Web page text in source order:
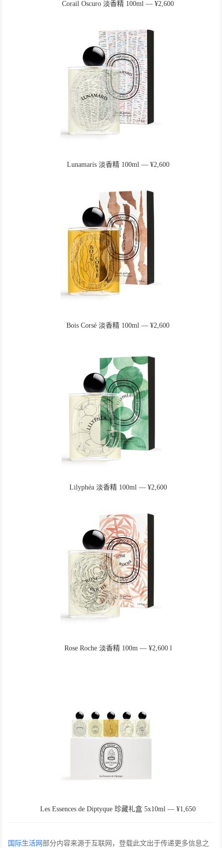
Corail Oscuro 淡香精 100ml ― ¥2,600
Lunamaris 淡香精 100ml ― ¥2,600
Bois Corsé 淡香精 100ml ― ¥2,600
Lilyphéa 淡香精 100ml ― ¥2,600
Rose Roche 淡香精 100m ― ¥2,600 l
Les Essences de Diptyque 珍藏礼盒 5x10ml ― ¥1,650
国际生活网部分内容来源于互联网，登载此文出于传递更多信息之